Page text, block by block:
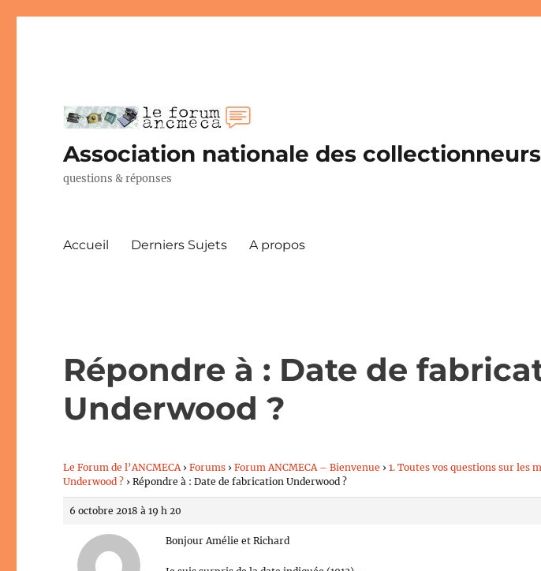
Association nationale des
questions & réponses
Accueil Derniers Sujets A propos
Répondre à : Date de
Underwood ?
Le Forum de l’ANCMECA › Forums › Forum ANCMECA – Bienvenue › 1. Toutes vos questions sur les
Underwood ? › Répondre à : Date de fabrication Underwood ?
6 octobre 2018 à 19 h 20
Bonjour Amélie et Richard